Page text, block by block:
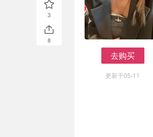
去购买
更新于05-11
3
8